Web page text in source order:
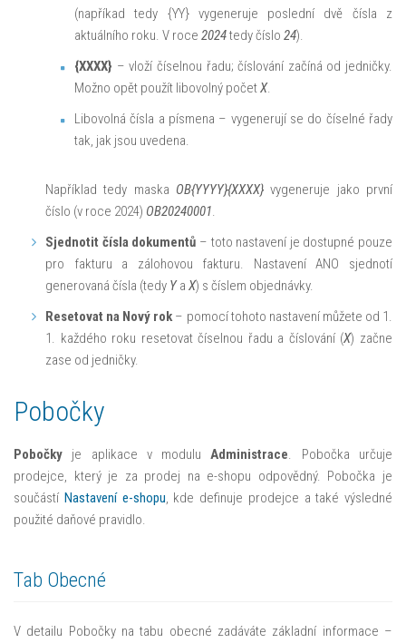
(napříkad tedy {YY} vygeneruje poslední dvě čísla z
aktuálního roku. V roce 2024tedy číslo 24).
{XXXX} – vloží číselnou řadu; číslování začíná od jedničky.
Možno opět použít libovolný početX.
Libovolná čísla a písmena – vygenerují se do číselné řady
tak, jak jsou uvedena.
Například tedy maska OB{YYYY}{XXXX} vygeneruje jako první
číslo (v roce 2024) OB20240001.
Sjednotit čísla dokumentů – toto nastavení je dostupné pouze
pro fakturu a zálohovou fakturu. Nastavení ANO sjednotí
generovaná čísla (tedy Ya X) s číslem objednávky.
Resetovat na Nový rok– pomocí tohoto nastavení můžete od 1.
1. každého roku resetovat číselnou řadu a číslování (X) začne
zase od jedničky.
Pobočky
Pobočky je aplikace v moduluAdministrace. Pobočka určuje
prodejce, který je za prodej na e-shopu odpovědný. Pobočka je
součástí Nastavení e-shopu, kde definuje prodejce a také výsledné
použité daňové pravidlo.
Tab Obecné
V detailu Pobočky na tabu obecné zadáváte základní informace –